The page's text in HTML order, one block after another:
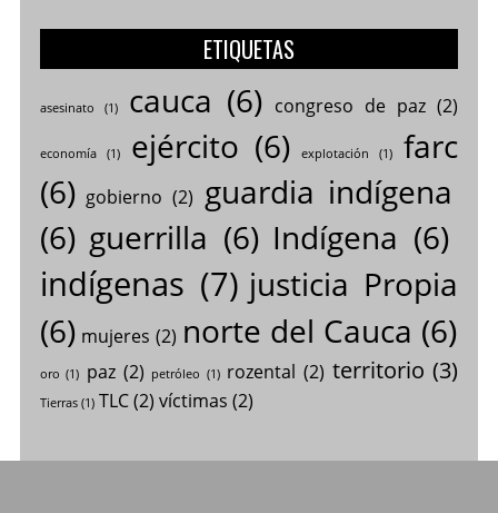
ETIQUETAS
asesinato (1) cauca (6) congreso de paz(2)
economía(1) ejército (6) explotación (1)
farc
(6) gobierno (2) guardia indígena
(6) guerrilla (6) Indígena (6)
indígenas (7) justicia Propia
(6) mujeres (2) norte del Cauca (6)
oro (1) paz (2) petróleo (1) rozental (2) territorio (3)
Tierras(1) TLC(2) víctimas (2)